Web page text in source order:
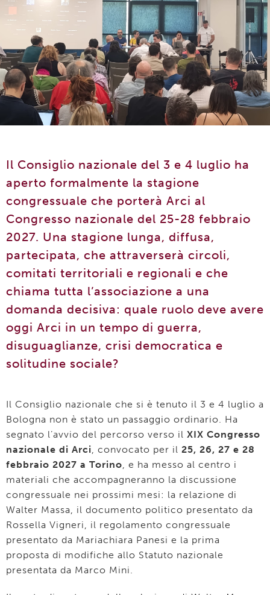
Il Consiglio nazionale del 3 e 4 luglio ha
aperto formalmente la stagione
congressuale che porterà Arci al
Congresso nazionale del 25-28 febbraio
2027. Una stagione lunga, diffusa,
partecipata, che attraverserà circoli,
comitati territoriali e regionali e che
chiama tutta l’associazione a una
domanda decisiva: quale ruolo deve avere
oggi Arci in un tempo di guerra,
disuguaglianze, crisi democratica e
solitudine sociale?
Il Consiglio nazionale che si è tenuto il 3 e 4 luglio a
Bologna non è stato un passaggio ordinario. Ha
segnato l’avvio del percorso verso il XIX Congresso
nazionale di Arci , convocato per il 25, 26, 27 e 28
febbraio 2027 a Torino , e ha messo al centro i
materiali che accompagneranno la discussione
congressuale nei prossimi mesi: la relazione di
Walter Massa, il documento politico presentato da
Rossella Vigneri, il regolamento congressuale
presentato da Mariachiara Panesi e la prima
proposta di modifiche allo Statuto nazionale
presentata da Marco Mini.